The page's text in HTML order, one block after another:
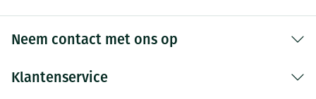
Neem contact met ons op
Klantenservice